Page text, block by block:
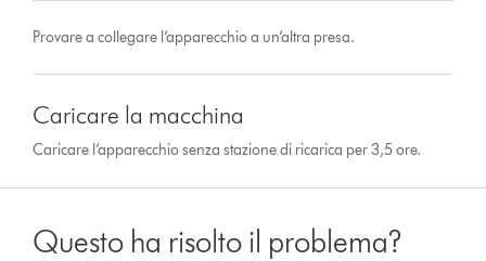
Provare a collegare l’apparecchio a un’altra presa.
Caricare la macchina
Caricare l’apparecchio senza stazione di ricarica per 3,5 ore.
Questo ha risolto il problema?